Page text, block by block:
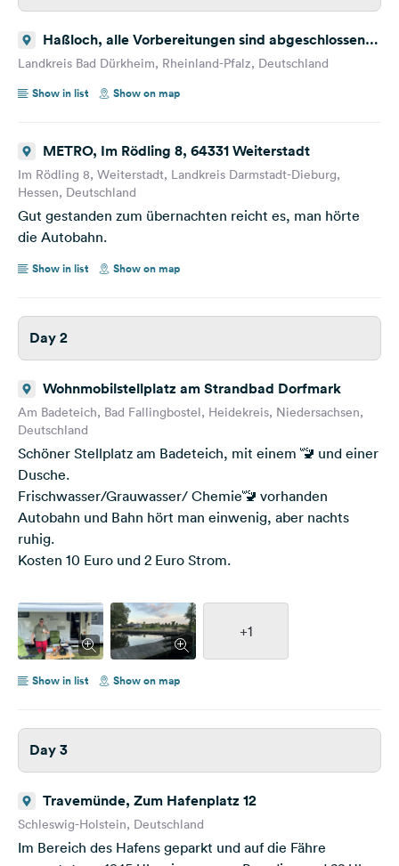
Haßloch, alle Vorbereitungen sind abgeschlossen,
es geht endlich los.
Landkreis Bad Dürkheim, Rheinland-Pfalz, Deutschland
Show in list
Show on map
METRO, Im Rödling 8, 64331 Weiterstadt
Im Rödling 8, Weiterstadt, Landkreis Darmstadt-Dieburg,
Hessen, Deutschland
Gut gestanden zum übernachten reicht es, man hörte
die Autobahn.
Show in list Show on map
Day 2
Wohnmobilstellplatz am Strandbad Dorfmark
Am Badeteich, Bad Fallingbostel, Heidekreis, Niedersachsen,
Deutschland
Schöner Stellplatz am Badeteich, mit einem 🚾 und einer
Dusche.
Frischwasser/Grauwasser/ Chemie🚾 vorhanden
Autobahn und Bahn hört man einwenig, aber nachts
ruhig.
Kosten 10 Euro und 2 Euro Strom.
+1
Show in list Show on map
Day 3
Travemünde, Zum Hafenplatz 12
Schleswig-Holstein, Deutschland
Im Bereich des Hafens geparkt und auf die Fähre